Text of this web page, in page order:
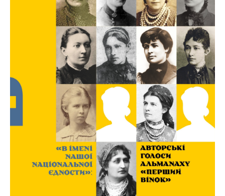
Секція хімічних і біологічних наук
Секція суспільних і гуманітарних наук
Установи при Президії
Ради, комітети та комісії
Наукові центри МОН та НАН України
Громадські організації
ДІЯЛЬНІСТЬ
Засідання Президії НАН України
Сесії Загальних зборів НАН України
Річні звіти НАН України